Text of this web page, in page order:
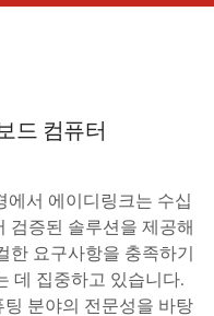
드 컴퓨터
에서 에이디링크는 수십
검증된 솔루션을 제공해
한 요구사항을 충족하기
데 집중하고 있습니다.
분야의 전문성을 바탕